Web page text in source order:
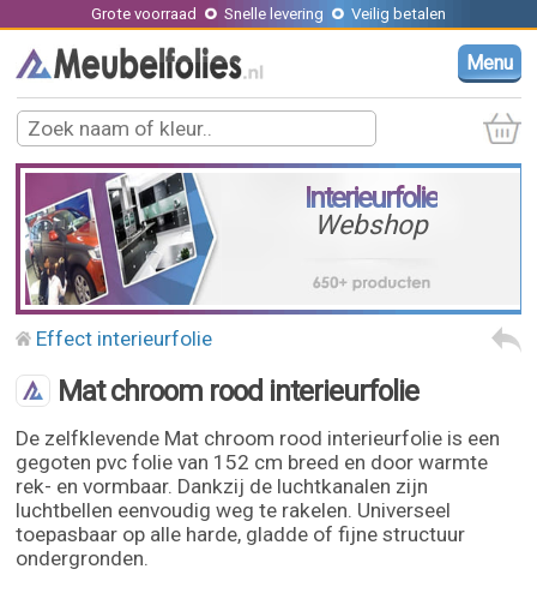
Grote voorraad Snelle levering Veilig betalen
Menu
Interieurfolie
Webshop
Effect interieurfolie
Mat chroom rood interieurfolie
De zelfklevende Mat chroom rood interieurfolie is een
gegoten pvc folie van 152 cm breed en door warmte
rek- en vormbaar. Dankzij de luchtkanalen zijn
luchtbellen eenvoudig weg te rakelen. Universeel
toepasbaar op alle harde, gladde of fijne structuur
ondergronden.